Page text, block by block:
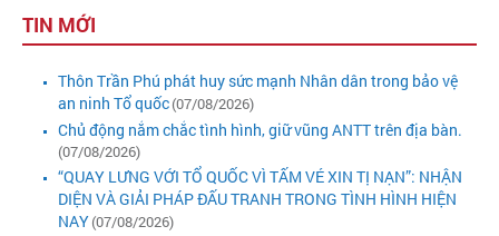
TIN MỚI
Thôn Trần Phú phát huy sức mạnh Nhân dân trong bảo vệ
an ninh Tổ quốc(07/08/2026)
Chủ động nắm chắc tình hình, giữ vũng ANTT trên địa bàn.
(07/08/2026)
“QUAY LƯNG VỚI TỔ QUỐC VÌ TẤM VÉ XIN TỊ NẠN”: NHẬN
DIỆN VÀ GIẢI PHÁP ĐẤU TRANH TRONG TÌNH HÌNH HIỆN
NAY(07/08/2026)